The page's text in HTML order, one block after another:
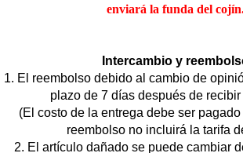
enviará la funda del
Intercambio y
1. El reembolso debido al cambio de
plazo de 7 días después de
(El costo de la entrega debe ser pagado
reembolso no incluirá la tarifa
2. El artículo dañado se puede cambiar